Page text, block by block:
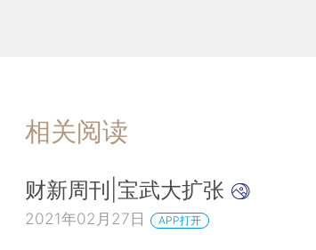
相关阅读
财新周刊|宝武大扩张
2021年02月27日 APP打开